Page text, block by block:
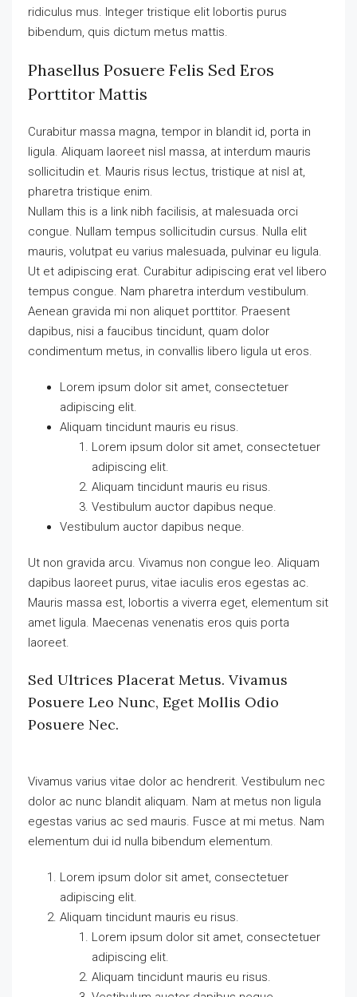
ridiculus mus. Integer tristique elit lobortis purus
bibendum, quis dictum metus mattis.
Phasellus Posuere Felis Sed Eros
Porttitor Mattis
Curabitur massa magna, tempor in blandit id, porta in
ligula. Aliquam laoreet nisl massa, at interdum mauris
sollicitudin et. Mauris risus lectus, tristique at nisl at,
pharetra tristique enim.
Nullam this is a link nibh facilisis, at malesuada orci
congue. Nullam tempus sollicitudin cursus. Nulla elit
mauris, volutpat eu varius malesuada, pulvinar eu ligula.
Ut et adipiscing erat. Curabitur adipiscing erat vel libero
tempus congue. Nam pharetra interdum vestibulum.
Aenean gravida mi non aliquet porttitor. Praesent
dapibus, nisi a faucibus tincidunt, quam dolor
condimentum metus, in convallis libero ligula ut eros.
Lorem ipsum dolor sit amet, consectetuer
adipiscing elit.
Aliquam tincidunt mauris eu risus.
Lorem ipsum dolor sit amet, consectetuer
adipiscing elit.
Aliquam tincidunt mauris eu risus.
Vestibulum auctor dapibus neque.
Vestibulum auctor dapibus neque.
Ut non gravida arcu. Vivamus non congue leo. Aliquam
dapibus laoreet purus, vitae iaculis eros egestas ac.
Mauris massa est, lobortis a viverra eget, elementum sit
amet ligula. Maecenas venenatis eros quis porta
laoreet.
Sed Ultrices Placerat Metus. Vivamus
Posuere Leo Nunc, Eget Mollis Odio
Posuere Nec.
Vivamus varius vitae dolor ac hendrerit. Vestibulum nec
dolor ac nunc blandit aliquam. Nam at metus non ligula
egestas varius ac sed mauris. Fusce at mi metus. Nam
elementum dui id nulla bibendum elementum.
Lorem ipsum dolor sit amet, consectetuer
adipiscing elit.
Aliquam tincidunt mauris eu risus.
Lorem ipsum dolor sit amet, consectetuer
adipiscing elit.
Aliquam tincidunt mauris eu risus.